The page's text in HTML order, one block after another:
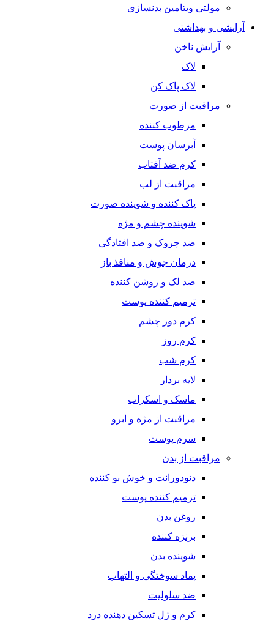
مولتی ویتامین بدنسازی
آرایشی و بهداشتی
آرایش ناخن
لاک
لاک پاک کن
مراقبت از صورت
مرطوب کننده
آبرسان پوست
کرم ضد آفتاب
مراقبت از لب
پاک کننده و شوینده صورت
شوینده چشم و مژه
ضد چروک و ضد افتادگی
درمان جوش و منافذ باز
ضد لک و روشن کننده
ترمیم کننده پوست
کرم دور چشم
کرم روز
کرم شب
لایه بردار
ماسک و اسکراب
مراقبت از مژه و ابرو
سرم پوست
مراقبت از بدن
دئودورانت و خوش بو کننده
ترمیم کننده پوست
روغن بدن
برنزه کننده
شوینده بدن
پماد سوختگی و التهاب
ضد سلولیت
کرم و ژل تسکین دهنده درد